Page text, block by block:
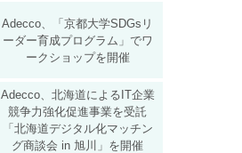
Adecco、「京都大学SDGsリ
ーダー育成プログラム」でワ
ークショップを開催
Adecco、北海道によるIT企業
競争力強化促進事業を受託
「北海道デジタル化マッチン
グ商談会 in 旭川」を開催